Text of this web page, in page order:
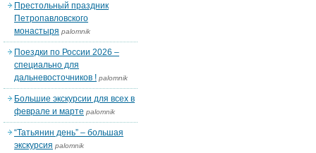
Престольный праздник
Петропавловского
монастыря palomnik
Поездки по России 2026 –
специально для
дальневосточников ! palomnik
Большие экскурсии для всех в
феврале и марте palomnik
“Татьянин день” – большая
экскурсия palomnik